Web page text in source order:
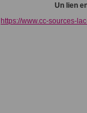
Un lien
https://www.cc-sources-